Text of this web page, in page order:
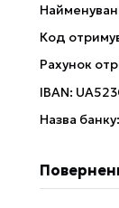
Код
Рахунок
IBAN:
Назва